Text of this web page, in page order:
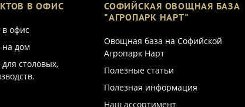
В ОФИС
в офис
на дом
столовых,
СОФИЙСКАЯ ОВОЩНАЯ БАЗА
"АГРОПАРК НАРТ"
Овощная база на Софийской
Агропарк Нарт
Полезные статьи
Полезная информация
Наш ассортимент